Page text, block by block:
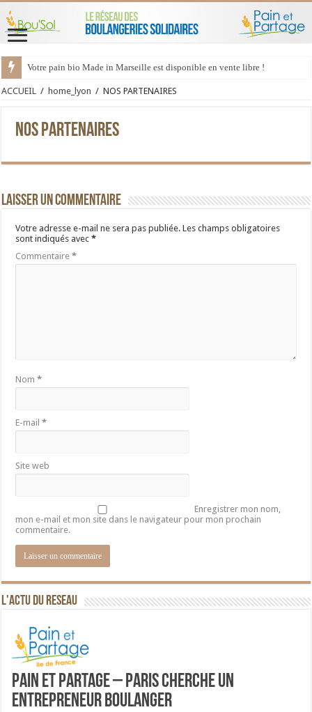
Votre pain bio Made in Marseille est disponible en vente libre !
ACCUEIL / home_lyon / NOS PARTENAIRES
NOS PARTENAIRES
Laisser un commentaire
Votre adresse e-mail ne sera pas publiée. Les champs obligatoires
sont indiqués avec*
Commentaire*
Nom*
E-mail*
Site web
Enregistrer mon nom,
mon e-mail et mon site dans le navigateur pour mon prochain
commentaire.
L'ACTU DU RESEAU
Pain et Partage – Paris cherche un
entrepreneur boulanger